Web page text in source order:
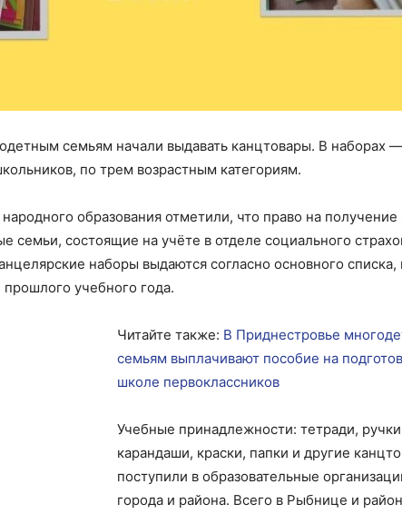
семьям начали выдавать канцтовары. В наборах
по трем возрастным категориям.
образования отметили, что право на получение
семьи, состоящие на учёте в отделе социального
наборы выдаются согласно основного списка,
учебного года.
Читайте также: В Приднестровье
семьям выплачивают пособие на
школе первоклассников
Учебные принадлежности: тетради,
карандаши, краски, папки и другие
поступили в образовательные
города и района. Всего в Рыбнице и